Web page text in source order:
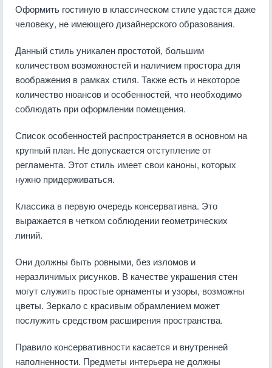
Оформить гостиную в классическом стиле удастся даже
человеку, не имеющего дизайнерского образования.
Данный стиль уникален простотой, большим
количеством возможностей и наличием простора для
воображения в рамках стиля. Также есть и некоторое
количество нюансов и особенностей, что необходимо
соблюдать при оформлении помещения.
Список особенностей распространяется в основном на
крупный план. Не допускается отступление от
регламента. Этот стиль имеет свои каноны, которых
нужно придерживаться.
Классика в первую очередь консервативна. Это
выражается в четком соблюдении геометрических
линий.
Они должны быть ровными, без изломов и
неразличимых рисунков. В качестве украшения стен
могут служить простые орнаменты и узоры, возможны
цветы. Зеркало с красивым обрамлением может
послужить средством расширения пространства.
Правило консервативности касается и внутренней
наполненности. Предметы интерьера не должны